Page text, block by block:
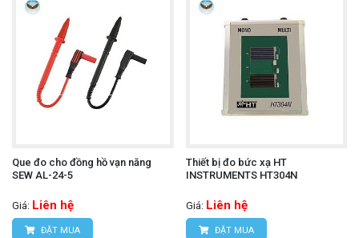
Que đo cho đồng hồ vạn năng
SEW AL-24-5
Giá: Liên hệ
ĐẶT MUA
Thiết bị đo bức xạ HT
INSTRUMENTS HT304N
Giá: Liên hệ
ĐẶT MUA